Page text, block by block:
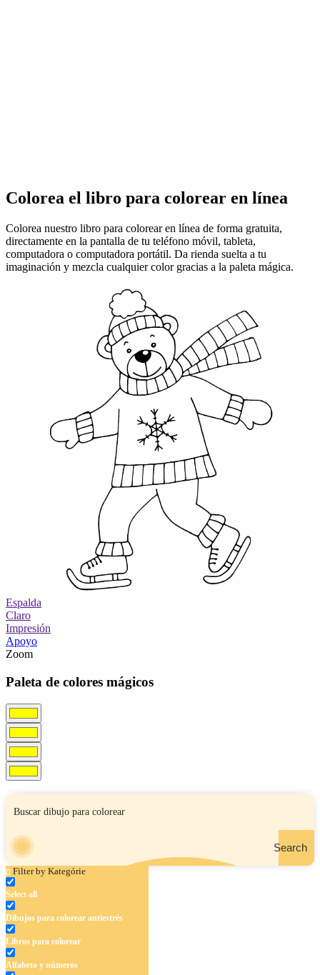
Colorea el libro para colorear en línea
Colorea nuestro libro para colorear en línea de forma gratuita,
directamente en la pantalla de tu teléfono móvil, tableta,
computadora o computadora portátil. Da rienda suelta a tu
imaginación y mezcla cualquier color gracias a la paleta mágica.
Espalda
Claro
Impresión
Apoyo
Zoom
Paleta de colores mágicos
Search
Filter by Kategórie
Select all
Dibujos para colorear antiestrés
Libros para colorear
Alfabeto y números